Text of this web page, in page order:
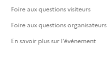
Foire aux questions visiteurs
Foire aux questions organisateurs
En savoir plus sur l'événement